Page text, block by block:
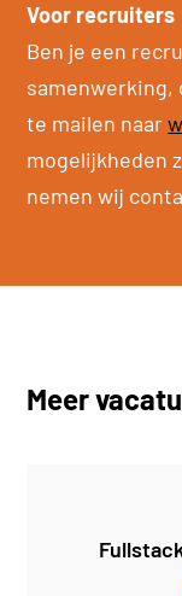
Voor recruiters
Ben je een
samenwerking,
te mailen naar
mogelijkheden
nemen wij
Meer